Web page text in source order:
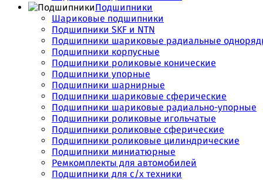
Подшипники
Шариковые подшипники
Подшипники SKF и NTN
Подшипники шариковые радиальные
Подшипники корпусные
Подшипники роликовые конические
Подшипники упорные
Подшипники шарнирные
Подшипники шариковые сферические
Подшипники шариковые радиально-упорные
Подшипники роликовые игольчатые
Подшипники роликовые сферические
Подшипники роликовые цилиндрические
Подшипники миниатюрные
Ремкомплекты для автомобилей
Подшипники для с/х техники